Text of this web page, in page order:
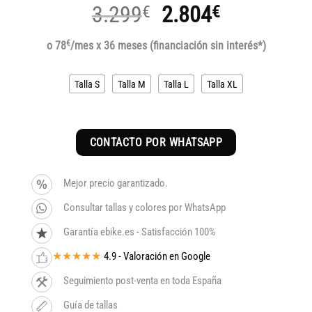
3.299€
El
precio
original
era:
2.804€El
precio
actual
es:
o 78€/mes x 36 meses (financiación sin interés*)
Talla S Talla M Talla L Talla XL
CONTACTO POR WHATSAPP
Mejor precio garantizado.
Consultar tallas y colores por WhatsApp
Garantía ebike.es - Satisfacción 100%
★★★★★ 4.9 - Valoración en Google
Seguimiento post-venta en toda España
Guía de tallas